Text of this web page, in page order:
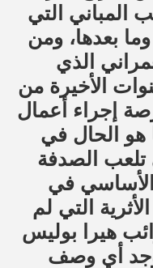
المباني التي
بعدها، ومن
الذي
الأخيرة من
إجراء أعمال
هو الحال في
تلعب الصدفة
الأساسي في
التي لم
هيرا بوليس
أي وصف